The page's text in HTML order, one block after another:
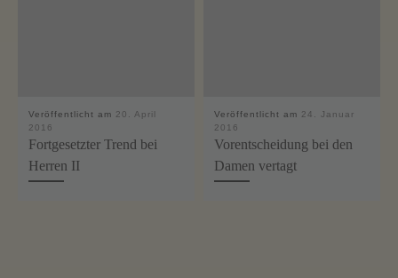
Veröffentlicht am 20. April
2016
Fortgesetzter Trend bei
Herren II
Veröffentlicht am 24. Januar
2016
Vorentscheidung bei den
Damen vertagt